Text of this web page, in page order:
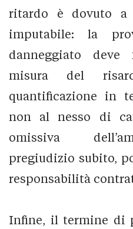
ritardo è dovuto a
imputabile: la
danneggiato
misura del
quantificazione in
non al nesso di
omissiva
pregiudizio subito,
responsabilità
Infine, il termine di